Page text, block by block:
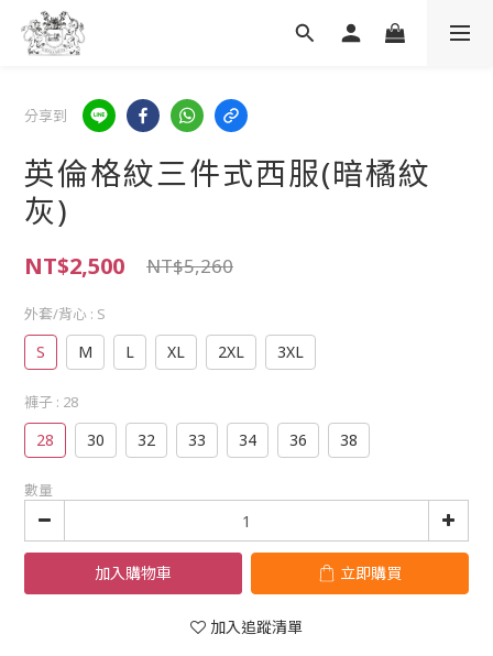
分享到
英倫格紋三件式西服(暗橘紋
灰)
NT$2,500 NT$5,260
外套/背心 : S
S M L XL 2XL 3XL
褲子 : 28
28 30 32 33 34 36 38
數量
加入購物車 立即購買
加入追蹤清單